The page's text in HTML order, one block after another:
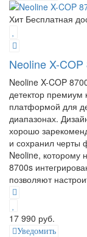
Хит Бесплатная
Neoline X-
Neoline X-COP
детектор
платформой для
диапазонах.
хорошо
и сохранил черты
Neoline, которому
8700s
позволяют
17 990 руб.
Уведомить